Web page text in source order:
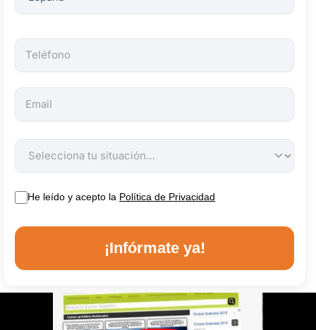
He leído y acepto la Política de Privacidad
¡Infórmate ya!